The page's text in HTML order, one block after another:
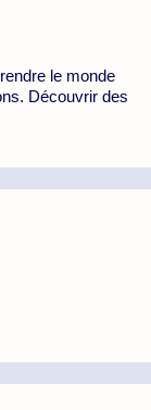
le monde
Découvrir des